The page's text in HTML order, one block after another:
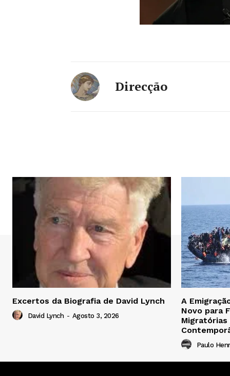
Direcção
Excertos da Biografia de David Lynch
David Lynch - Agosto 3, 2026
A
Novo para
Migratórias
Paulo